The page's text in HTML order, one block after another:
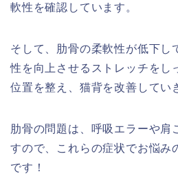
軟性を確認しています。
そして、肋骨の柔軟性が低下し
性を向上させるストレッチをし
位置を整え、猫背を改善してい
肋骨の問題は、呼吸エラーや肩
すので、これらの症状でお悩み
です！